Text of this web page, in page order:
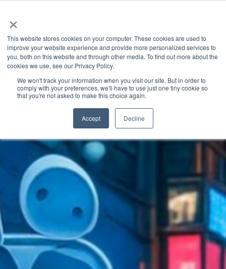
×
This website stores cookies on your computer. These cookies are used to
improve your website experience and provide more personalized services to
you, both on this website and through other media. To find out more about the
cookies we use, see our Privacy Policy.
We won't track your information when you visit our site. But in order to
comply with your preferences, we'll have to use just one tiny cookie so
that you're not asked to make this choice again.
Accept Decline
Granite River Labs Industry Insights» Latest Articles